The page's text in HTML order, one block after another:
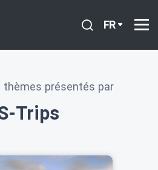
FR
thèmes présentés par
Trips